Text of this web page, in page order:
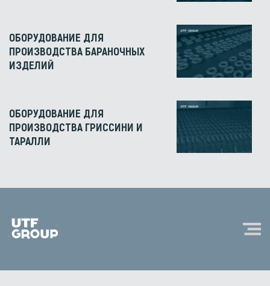
ОБОРУДОВАНИЕ ДЛЯ
ПРОИЗВОДСТВА БАРАНОЧНЫХ
ИЗДЕЛИЙ
ОБОРУДОВАНИЕ ДЛЯ
ПРОИЗВОДСТВА ГРИССИНИ И
ТАРАЛЛИ